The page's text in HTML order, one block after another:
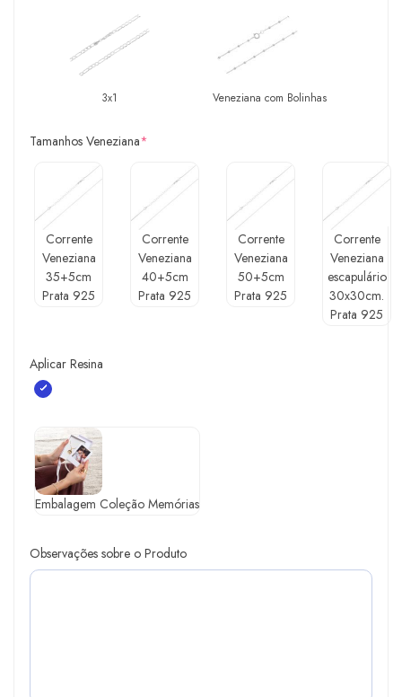
3x1 Veneziana com Bolinhas
Tamanhos Veneziana*
Corrente
Veneziana
35+5cm
Prata 925
Corrente
Veneziana
40+5cm
Prata 925
Corrente
Veneziana
50+5cm
Prata 925
Corrente
Veneziana
escapulário
30x30cm.
Prata 925
Aplicar Resina
Embalagem Coleção Memórias
Observações sobre o Produto